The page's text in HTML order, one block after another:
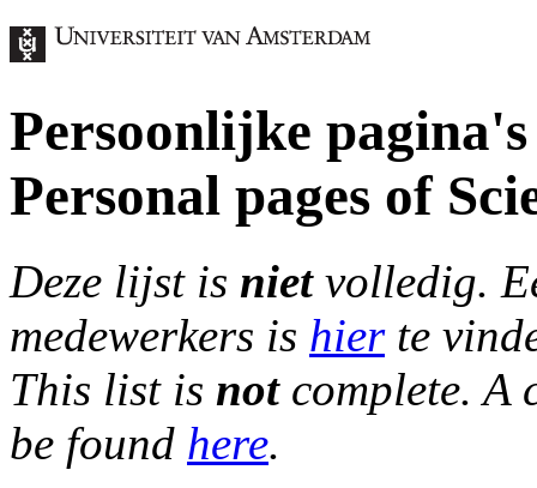
Persoonlijke
Personal pages of
Deze lijst is nietvolledig.
medewerkers is hierte
This list is notcomplete. A
be found here.